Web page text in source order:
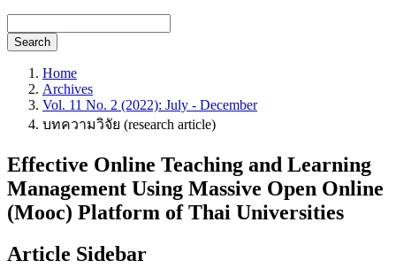
Search
Home
Archives
Vol. 11 No. 2 (2022): July - December
บทความวิจัย (research article)
Effective Online Teaching and Learning
Management Using Massive Open Online
(Mooc) Platform of Thai Universities
Article Sidebar